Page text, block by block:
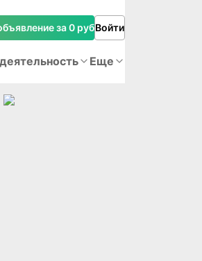
за 0 рубВойти
Еще